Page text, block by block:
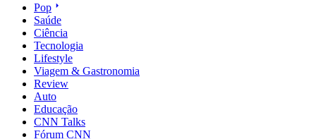
Pop
Saúde
Ciência
Tecnologia
Lifestyle
Viagem & Gastronomia
Review
Auto
Educação
CNN Talks
Fórum CNN